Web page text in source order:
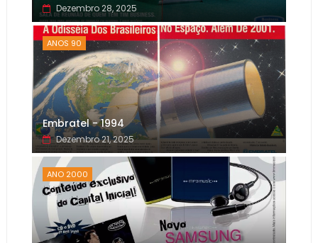
Dezembro 28, 2025
ANOS 90
Embratel - 1994
Dezembro 21, 2025
ANO 2000